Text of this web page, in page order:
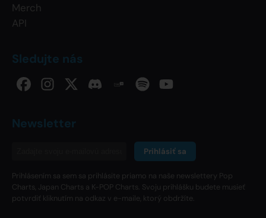
Merch
API
Sledujte nás
Newsletter
Prihlásiť sa
Prihlásením sa sem sa prihlásite priamo na naše newslettery Pop
Charts, Japan Charts a K-POP Charts. Svoju prihlášku budete musieť
potvrdiť kliknutím na odkaz v e-maile, ktorý obdržíte.